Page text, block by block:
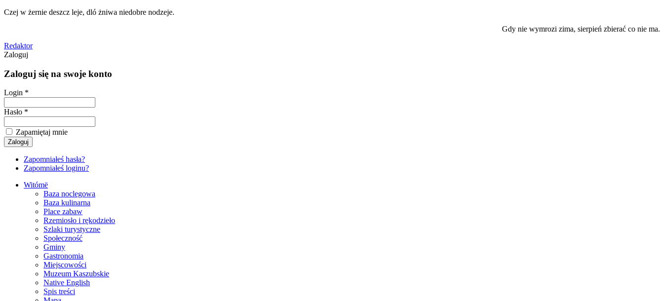
Czej w żernie deszcz leje, dló żniwa niedobre nodzeje.
Gdy nie wymrozi zima, sierpień zbierać co nie ma.
Redaktor
Zaloguj
Zaloguj się na swoje konto
Login *
Hasło *
Zapamiętaj mnie
Zapomniałeś hasła?
Zapomniałeś loginu?
Witómë
Baza noclegowa
Baza kulinarna
Place zabaw
Rzemiosło i rękodzieło
Szlaki turystyczne
Społeczność
Gminy
Gastronomia
Miejscowości
Muzeum Kaszubskie
Native English
Spis treści